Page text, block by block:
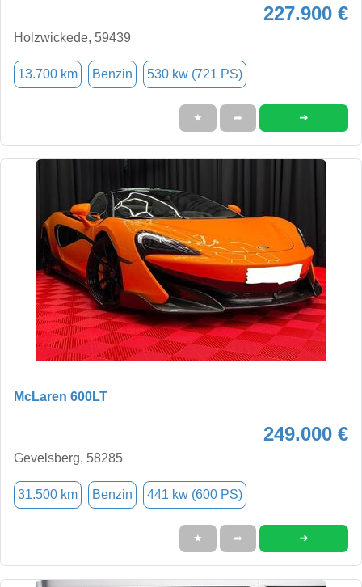
227.900 €
Holzwickede, 59439
13.700 km Benzin 530 kw (721 PS)
★ ➦ ➜
McLaren 600LT
249.000 €
Gevelsberg, 58285
31.500 km Benzin 441 kw (600 PS)
★ ➦ ➜